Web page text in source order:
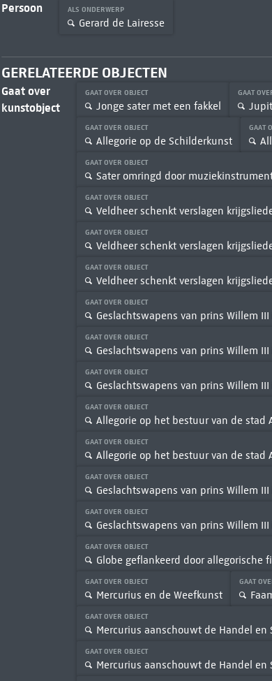
Persoon ALS ONDERWERP
Gerard de Lairesse
GERELATEERDE OBJECTEN
Gaat over
kunstobject
GAAT OVER OBJECT
Jonge sater met een fakkel
GAAT
GAAT OVER OBJECT
Allegorie op de Schilderkunst
GAAT
GAAT OVER OBJECT
Sater omringd door
GAAT OVER OBJECT
Veldheer schenkt verslagen
GAAT OVER OBJECT
Veldheer schenkt verslagen
GAAT OVER OBJECT
Veldheer schenkt verslagen
GAAT OVER OBJECT
Geslachtswapens van prins Willem
GAAT OVER OBJECT
Geslachtswapens van prins Willem
GAAT OVER OBJECT
Geslachtswapens van prins Willem
GAAT OVER OBJECT
Allegorie op het bestuur van de stad
GAAT OVER OBJECT
Allegorie op het bestuur van de stad
GAAT OVER OBJECT
Geslachtswapens van prins Willem
GAAT OVER OBJECT
Geslachtswapens van prins Willem
GAAT OVER OBJECT
Globe geflankeerd door allegorische
GAAT OVER OBJECT
Mercurius en de Weefkunst
GAAT
GAAT OVER OBJECT
Mercurius aanschouwt de Handel en
GAAT OVER OBJECT
Mercurius aanschouwt de Handel en